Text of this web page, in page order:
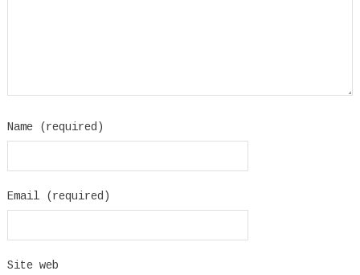
Name (required)
Email (required)
Site web